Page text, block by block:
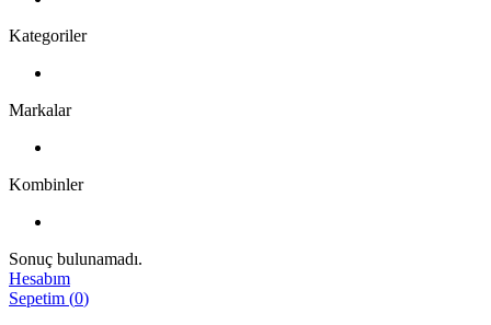
Kategoriler
Markalar
Kombinler
Sonuç bulunamadı.
Hesabım
Sepetim (0)